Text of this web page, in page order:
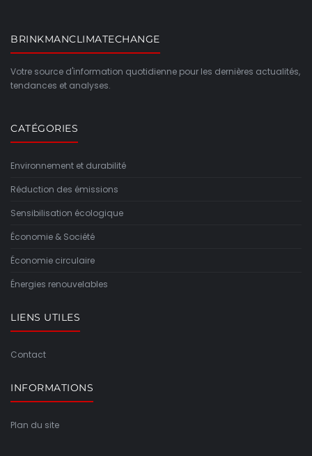
BRINKMANCLIMATECHANGE
Votre source d'information quotidienne pour les dernières actualités,
tendances et analyses.
CATÉGORIES
Environnement et durabilité
Réduction des émissions
Sensibilisation écologique
Économie & Société
Économie circulaire
Énergies renouvelables
LIENS UTILES
Contact
INFORMATIONS
Plan du site